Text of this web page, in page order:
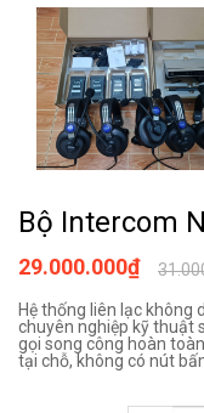
Bộ Intercom
29.000.000₫
Hệ thống liên lạc không
chuyên nghiệp kỹ thuật
gọi song công hoàn
tại chỗ, không có nút